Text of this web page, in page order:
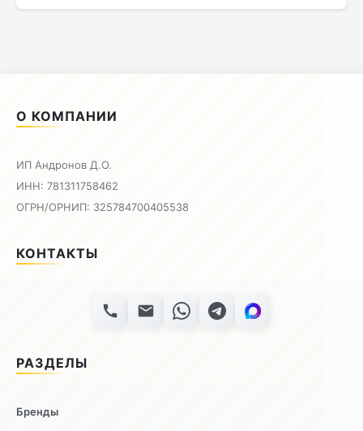
О КОМПАНИИ
ИП Андронов Д.О.
ИНН: 781311758462
ОГРН/ОРНИП: 325784700405538
КОНТАКТЫ
РАЗДЕЛЫ
Бренды